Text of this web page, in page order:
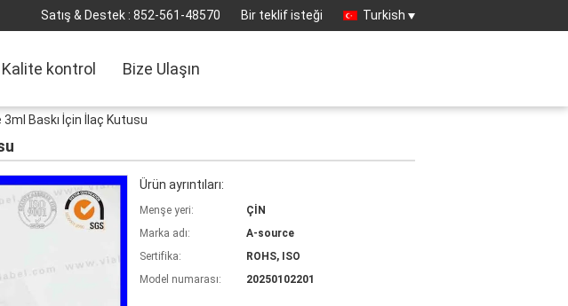
Satış & Destek : 852-561-48570 Bir teklif isteği Turkish
Kalite kontrol Bize Ulaşın
Baskı İçin İlaç Kutusu
Ürün ayrıntıları:
Menşe yeri:
ÇİN
Marka adı:
A-source
Sertifika:
ROHS, ISO
Model numarası:
20250102201